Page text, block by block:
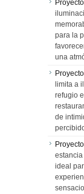
para la
una
limita a
refugio
de
ideal